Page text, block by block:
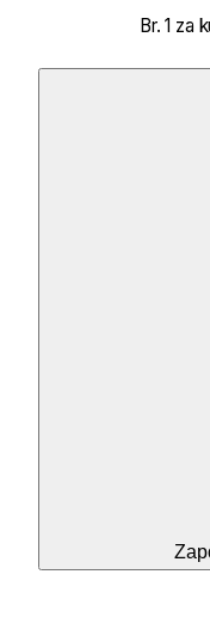
Br. 1 za